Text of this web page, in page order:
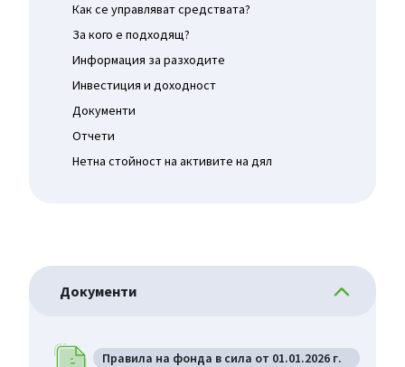
Как се управляват средствата?
За кого е подходящ?
Информация за разходите
Инвестиция и доходност
Документи
Отчети
Нетна стойност на активите на дял
Документи
Правила на фонда в сила от 01.01.2026 г.